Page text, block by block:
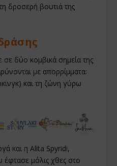
δροσερή βουτιά της
δύο κομβικά σημεία της
με απορρίμματα:
και τη ζώνη γύρω
και η Alita Spyridi,
έφτασε μόλις χθες στο